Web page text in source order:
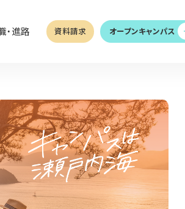
・進路 資料請求 オープンキャンパス